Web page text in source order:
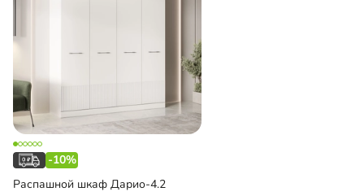
-10%
Распашной шкаф Дарио-4.2